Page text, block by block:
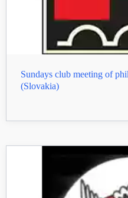
Sundays club meeting of
(Slovakia)